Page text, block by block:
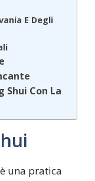
E Degli
Shui Con La
una pratica